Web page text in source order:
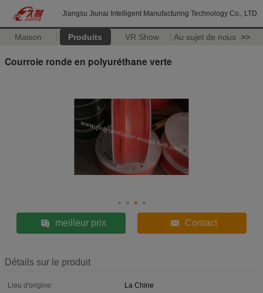
Jiangsu Jiunai Intelligent Manufacturing Technology Co., LTD
Maison Produits VR Show Au sujet de nous >>
Courroie ronde en polyuréthane verte
meilleur prix Contact
Détails sur le produit
Lieu d'origine:
La Chine